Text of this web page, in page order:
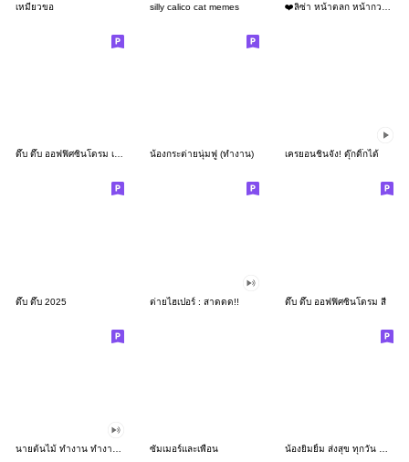
เหมียวขอ silly calico cat memes
ดึ๊บ ดึ๊บ ออฟฟิศซินโดรม เก้า น้องกระต่ายนุ่มฟู (ทำงาน) เครยอนชินจัง! ดุ๊กดิ๊กได้
ดึ๊บ ดึ๊บ 2025 ต่ายไฮเปอร์ : สาดดด!! ดึ๊บ ดึ๊บ ออฟฟิศซินโดรม สี่
ซัมเมอร์และเพื่อน